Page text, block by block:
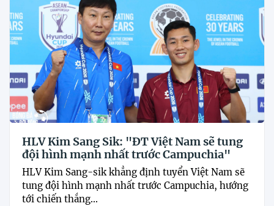
HLV Kim Sang Sik: "ĐT Việt Nam sẽ tung
đội hình mạnh nhất trước Campuchia"
HLV Kim Sang-sik khẳng định tuyển Việt Nam sẽ
tung đội hình mạnh nhất trước Campuchia, hướng
tới chiến thắng...